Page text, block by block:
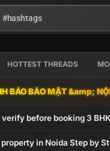
HOTTEST THREADS
BÁO BẢO MẬT &amp;
before booking 3
in Noida Step by